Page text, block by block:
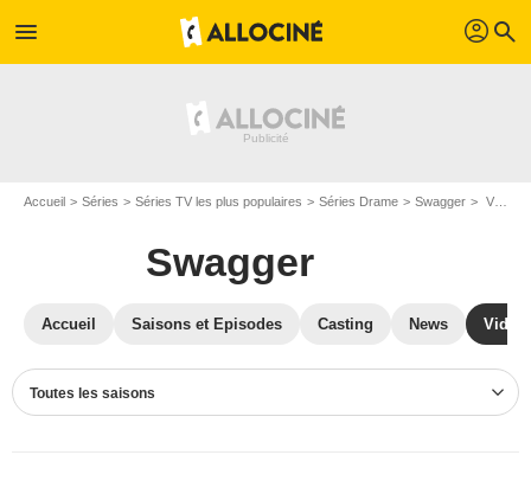
menu profil search
Accueil Séries Séries TV les plus populaires Séries Drame Swagger Vidéos Swagger
Swagger
Accueil Saisons et Episodes Casting News
Toutes les saisons